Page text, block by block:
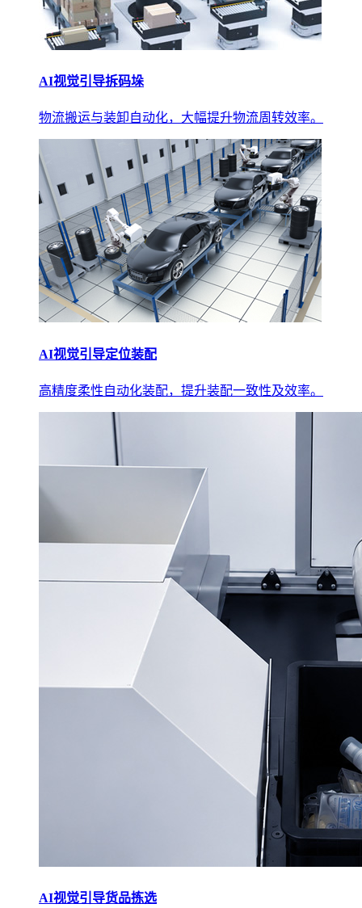
AI视觉引导拆码垛
物流搬运与装卸自动化，大幅提升物流周转效率。
AI视觉引导定位装配
高精度柔性自动化装配，提升装配一致性及效率。
AI视觉引导货品拣选